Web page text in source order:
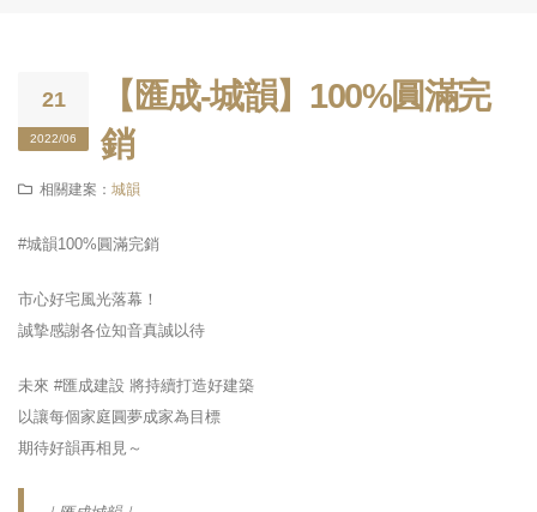
21
2022/06
【匯成-城韻】100%圓滿完
銷
相關建案： 城韻
#城韻100%圓滿完銷
市心好宅風光落幕！
誠摯感謝各位知音真誠以待
未來 #匯成建設 將持續打造好建築
以讓每個家庭圓夢成家為目標
期待好韻再相見～